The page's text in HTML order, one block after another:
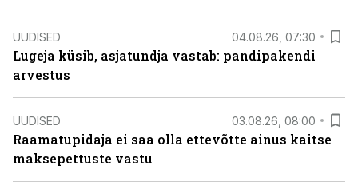
UUDISED 04.08.26, 07:30
Lugeja küsib, asjatundja vastab: pandipakendi
arvestus
UUDISED 03.08.26, 08:00
Raamatupidaja ei saa olla ettevõtte ainus kaitse
maksepettuste vastu